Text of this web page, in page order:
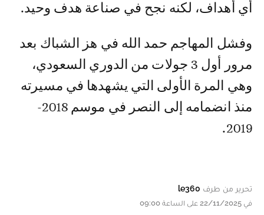
أي أهداف، لكنه نجح في صناعة هدف وحيد.
وفشل المهاجم حمد الله في هز الشباك بعد
مرور أول 3 جولات من الدوري السعودي،
وهي المرة الأولى التي يشهدها في مسيرته
منذ انضمامه إلى النصر في موسم 2018-
2019.
تحرير من طرف le360
في 22/11/2025 على الساعة 09:00